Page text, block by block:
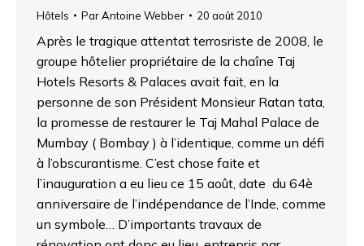
Hôtels ParAntoine Webber 20 août 2010
Après le tragique attentat terrosriste de 2008, le
groupe hôtelier propriétaire de la chaîne Taj
Hotels Resorts & Palaces avait fait, en la
personne de son Président Monsieur Ratan tata,
la promesse de restaurer le Taj Mahal Palace de
Mumbay ( Bombay ) à l’identique, comme un défi
à l’obscurantisme. C’est chose faite et
l’inauguration a eu lieu ce 15 août, date du 64è
anniversaire de l’indépendance de l’Inde, comme
un symbole… D’importants travaux de